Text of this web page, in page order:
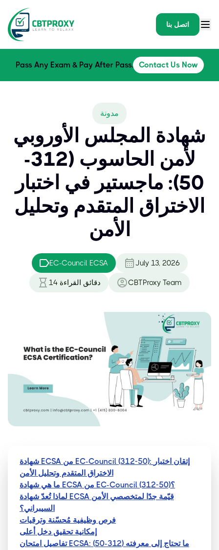
اتصل بنا
Pass Any Exam & Pay After Pass. Contact Us Now
مدونة
شهادة المجلس الأوروبي
لأمن الحاسوب (312-
50): ماجستير في اختبار
الاختراق المتقدم وتحليل
الأمن
EC-Council ECSA July 13, 2026
14 دقائق القراءة CBTProxy Team
شهادة ECSA من EC-Council (312-50): إتقان اختبار
الاختراق المتقدم وتحليل الأمن
ما هي شهادة ECSA من EC-Council (312-50)؟
لماذا تُعدّ شهادة ECSA قيّمة جدًا لمتخصصي الأمن
السيبراني؟
فرص وظيفية مُحسّنة وترقيات
إمكانية تحقيق دخل أعلى
تفاصيل امتحان ECSA: ما تحتاج إلى معرفته (312-50)